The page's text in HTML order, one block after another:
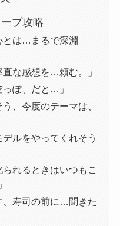
プ攻略
とは…まるで深淵
な感想を…頼む。」
ぽ、だと…」
、今度のテーマは、
ルをやってくれそう
れるときはいつもこ
、寿司の前に…聞きた